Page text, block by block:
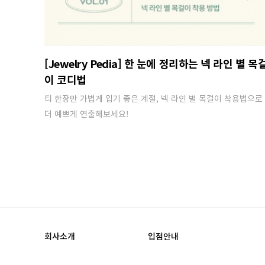
[Jewelry Pedia] 한 눈에 정리하는 넥 라인 별 목
이 코디법
티 한장만 가볍게 입기 좋은 계절, 넥 라인 별 목걸이 착용법으로
더 예쁘게 연출해보세요!
회사소개 입점안내